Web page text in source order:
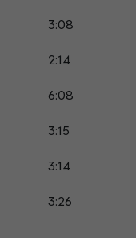
3:08
2:14
6:08
3:15
3:14
3:26